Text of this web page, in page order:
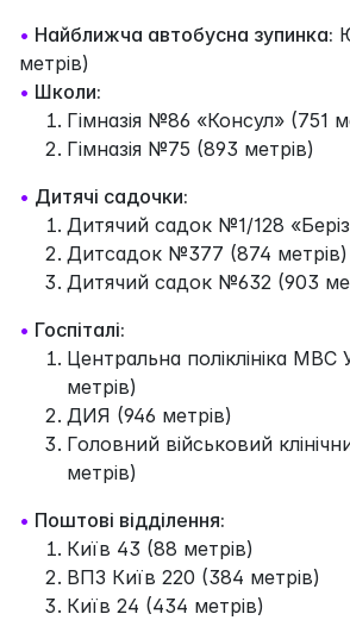
• Найближча автобусна зупинка:
метрів)
• Школи:
Гімназія №86 «Консул» (751
Гімназія №75 (893 метрів)
• Дитячі садочки:
Дитячий садок №1/128
Дитсадок №377 (874 метрів)
Дитячий садок №632 (903
• Госпіталі:
Центральна поліклініка МВС
метрів)
ДИЯ (946 метрів)
Головний військовий
метрів)
• Поштові відділення:
Київ 43 (88 метрів)
ВПЗ Київ 220 (384 метрів)
Київ 24 (434 метрів)